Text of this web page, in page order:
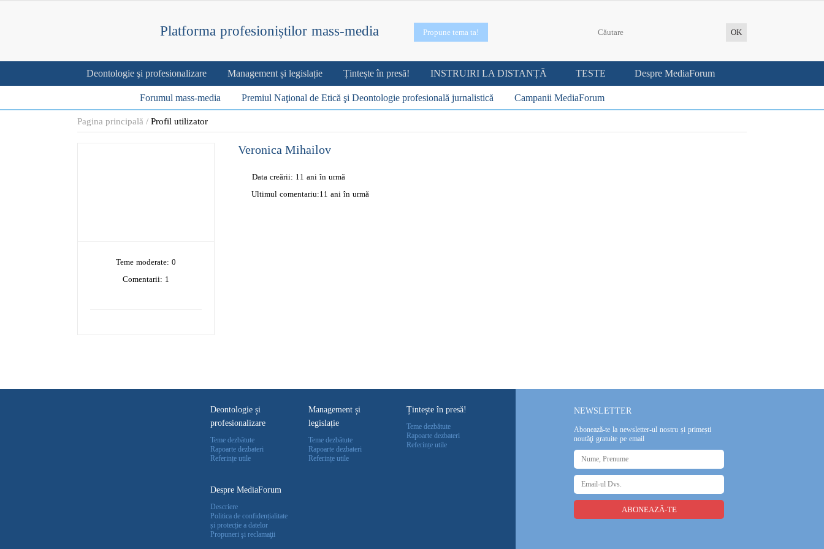
Platforma profesioniștilor mass-media Propune tema ta!
Deontologie şi profesionalizare Management și legislație Țintește în presă! INSTRUIRI LA DISTANȚĂ TESTE Despre MediaForum
Forumul mass-media Premiul Naţional de Etică şi Deontologie profesională jurnalistică Campanii MediaForum
Pagina principală Profil utilizator
Teme moderate: 0
Comentarii: 1
Veronica Mihailov
Data creării: 11 ani în urmă
Ultimul comentariu:11 ani în urmă
NEWSLETTER
Abonează-te la newsletter-ul nostru și primești
noutăţi gratuite pe email
Deontologie și
profesionalizare
Teme dezbătute
Rapoarte dezbateri
Referințe utile
Management și
legislație
Teme dezbătute
Rapoarte dezbateri
Referințe utile
Țintește în presă!
Teme dezbătute
Rapoarte dezbateri
Referințe utile
Despre MediaForum
Descriere
Politica de confidențialitate
și protecție a datelor
Propuneri şi reclamaţii